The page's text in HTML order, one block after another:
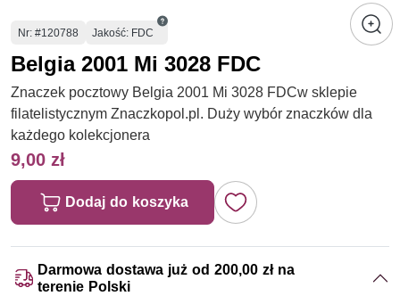
Numer
Nr: #120788 Jakość: FDC
Belgia 2001 Mi 3028 FDC
Znaczek pocztowy Belgia 2001 Mi 3028 FDCw sklepie
filatelistycznym Znaczkopol.pl. Duży wybór znaczków dla
każdego kolekcjonera
9,00 zł
Dodaj do koszyka
Darmowa dostawa już od 200,00 zł na
terenie Polski